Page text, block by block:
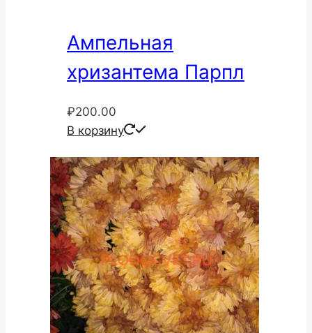
Ампельная
хризантема Парпл
₽200.00
В корзину